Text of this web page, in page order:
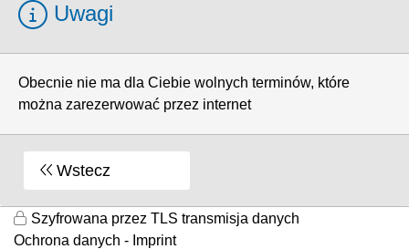
Uwagi
Obecnie nie ma dla Ciebie wolnych terminów, które
można zarezerwować przez internet
Wstecz
Szyfrowana przez TLS transmisja danych
Ochrona danych
Imprint